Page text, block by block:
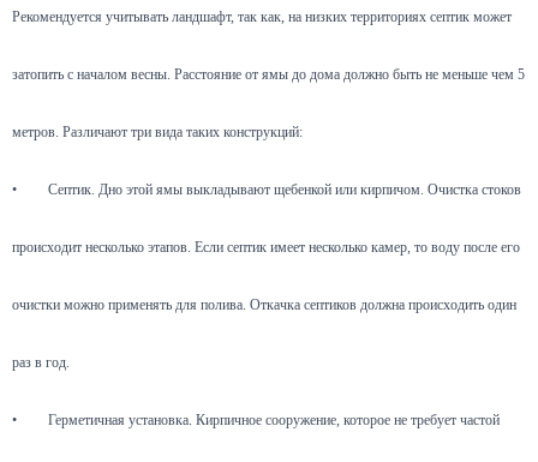
Рекомендуется учитывать ландшафт, так как, на низких территориях септик может
затопить с началом весны. Расстояние от ямы до дома должно быть не меньше чем 5
метров. Различают три вида таких конструкций:
• Септик. Дно этой ямы выкладывают щебенкой или кирпичом. Очистка стоков
происходит несколько этапов. Если септик имеет несколько камер, то воду после его
очистки можно применять для полива. Откачка септиков должна происходить один
раз в год.
• Герметичная установка. Кирпичное сооружение, которое не требует частой